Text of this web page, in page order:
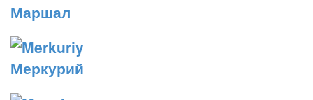
Маршал
Меркурий